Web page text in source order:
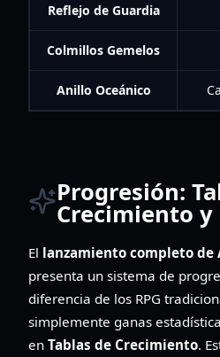
Reflejo de Guardia
Colmillos Gemelos
Anillo Oceánico
Progresión:
Crecimiento y
El lanzamiento completo de
presenta un sistema de
diferencia de los RPG
simplemente ganas
en Tablas de Crecimiento.